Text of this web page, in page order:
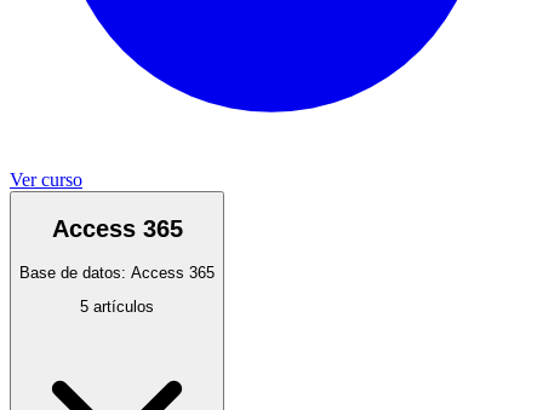
Ver curso
Access 365
Base de datos: Access 365
5 artículos